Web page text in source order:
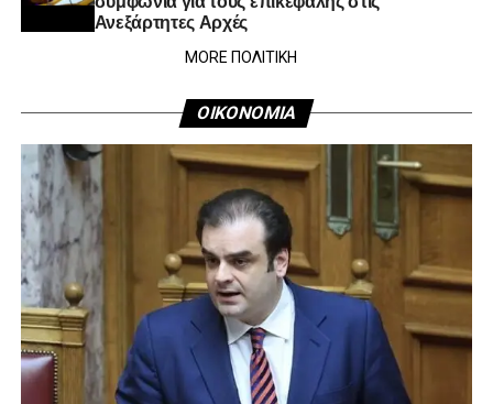
Ανεξάρτητες Αρχές
MORE ΠΟΛΙΤΙΚΗ
ΟΙΚΟΝΟΜΙΑ